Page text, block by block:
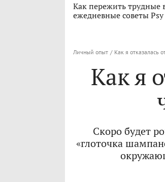
Как пережить трудные
ежедневные советы Psy
Личный опыт / Как я отказалась
Как я
Скоро будет
«глоточка